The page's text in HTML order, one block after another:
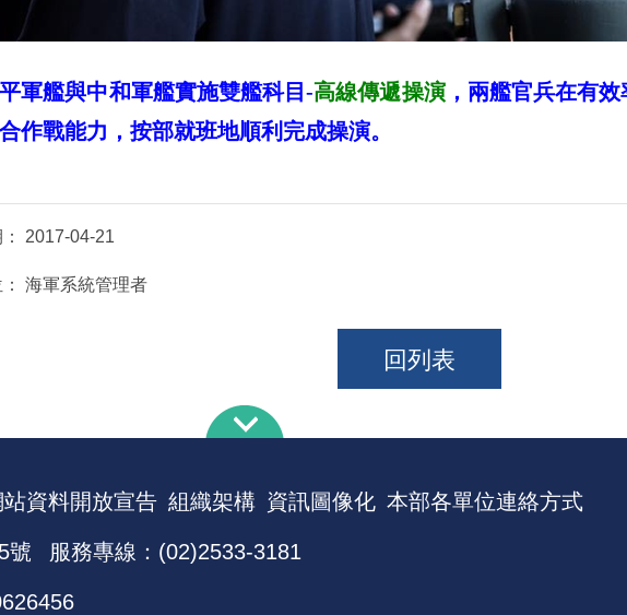
軍艦與中和軍艦實施雙艦科目-高線傳遞操演，兩艦官兵在有
作戰能力，按部就班地順利完成操演。
2017-04-21
海軍系統管理者
回列表
資料開放宣告 組織架構 資訊圖像化 本部各單位連絡方式
號 服務專線：(02)2533-3181